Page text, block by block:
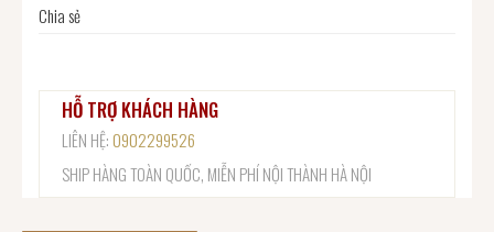
Chia sẻ
HỖ TRỢ KHÁCH HÀNG
LIÊN HỆ:0902299526
SHIP HÀNG TOÀN QUỐC, MIỄN PHÍ NỘI THÀNH HÀ NỘI